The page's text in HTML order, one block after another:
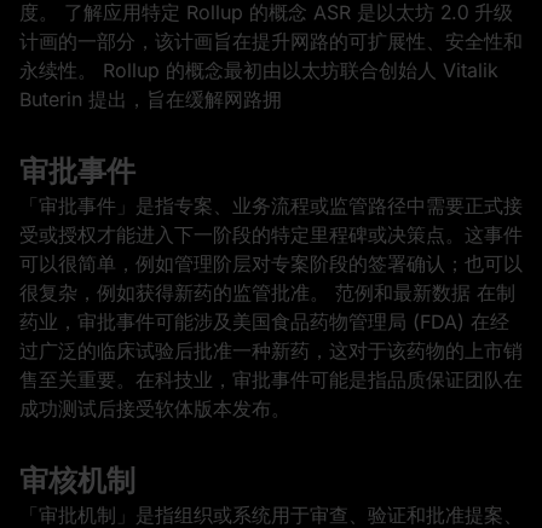
度。 了解应用特定 Rollup 的概念 ASR 是以太坊 2.0 升级
计画的一部分，该计画旨在提升网路的可扩展性、安全性和
永续性。 Rollup 的概念最初由以太坊联合创始人 Vitalik
Buterin 提出，旨在缓解网路拥
审批事件
「审批事件」是指专案、业务流程或监管路径中需要正式接
受或授权才能进入下一阶段的特定里程碑或决策点。这事件
可以很简单，例如管理阶层对专案阶段的签署确认；也可以
很复杂，例如获得新药的监管批准。 范例和最新数据 在制
药业，审批事件可能涉及美国食品药物管理局 (FDA) 在经
过广泛的临床试验后批准一种新药，这对于该药物的上市销
售至关重要。在科技业，审批事件可能是指品质保证团队在
成功测试后接受软体版本发布。
审核机制
「审批机制」是指组织或系统用于审查、验证和批准提案、